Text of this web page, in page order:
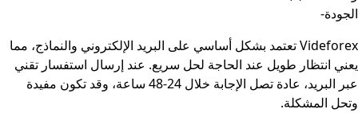
الجودة-
Videforex تعتمد بشكل أساسي على البريد الإلكتروني والنماذج، مما
يعني انتظار طويل عند الحاجة لحل سريع. عند إرسال استفسار تقني
عبر البريد، عادة تصل الإجابة خلال 24-48 ساعة، وقد تكون مفيدة
وتحل المشكلة.